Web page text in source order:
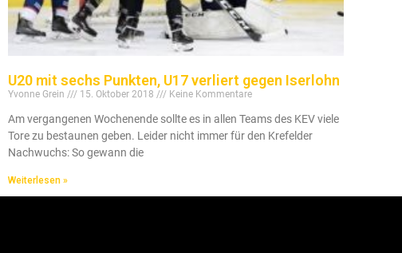
U20 mit sechs Punkten, U17 verliert gegen Iserlohn
Yvonne Grein 15. Oktober 2018 Keine Kommentare
Am vergangenen Wochenende sollte es in allen Teams des KEV viele
Tore zu bestaunen geben. Leider nicht immer für den Krefelder
Nachwuchs: So gewann die
Weiterlesen »